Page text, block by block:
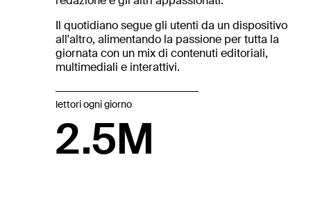
Il quotidiano segue gli utenti da un dispositivo
all'altro, alimentando la passione per tutta la
giornata con un mix di contenuti editoriali,
multimediali e interattivi.
lettori ogni giorno
2.5M